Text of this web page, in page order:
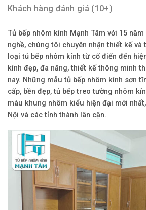
Khách hàng đánh giá (10+)
Tủ bếp nhôm kính Mạnh Tâm với 15
nghề, chúng tôi chuyên nhận thiết kế
loại tủ bếp nhôm kính từ cổ điển đến
kính đẹp, đa năng, thiết kế thông minh
nay. Những mẫu tủ bếp nhôm kính sơn
cấp, bền đẹp, tủ bếp treo tường nhôm
màu khung nhôm kiểu hiện đại mới
Nội và các tỉnh thành lân cận.